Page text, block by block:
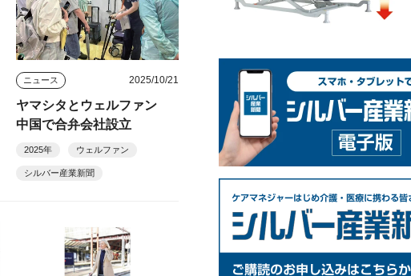
ニュース 2025/10/21
ヤマシタとウェルファン
中国で合弁会社設立
2025年 ウェルファン
シルバー産業新聞